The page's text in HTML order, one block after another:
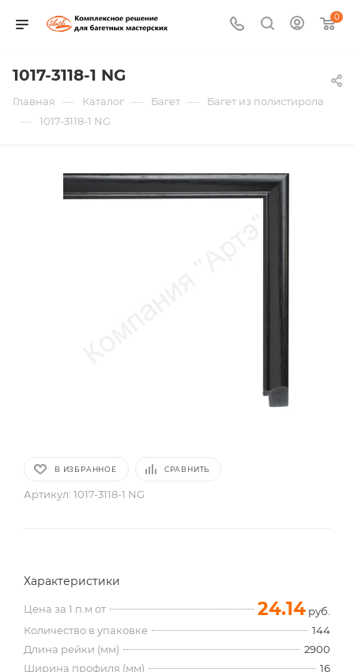
0
1017-3118-1 NG
Главная — Каталог — Багет — Багет из полистирола
— 1017-3118-1 NG
В ИЗБРАННОЕ СРАВНИТЬ
Артикул: 1017-3118-1 NG
Характеристики
Цена за 1 п.м от 24.14 руб.
Количество в упаковке
144
Длина рейки (мм)
2900
Ширина профиля (мм)
16